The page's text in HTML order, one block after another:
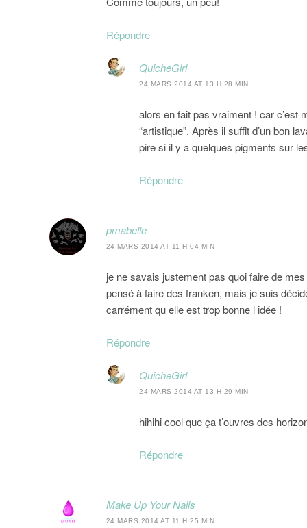
Répondre
QuicheGirl
24 MARS 2014 AT 13 H 28 MIN
alors en fait pas vraiment ! car c’est
“artistique”. Après il suffit d’un bon
pire si il y a quelques pigments sur
Répondre
pmabelle
24 MARS 2014 AT 11 H 04 MIN
je ne savais justement pas quoi faire de
pensé à faire des franken, mais je suis
carrément qu elle est trop bonne l idée !
Répondre
QuicheGirl
24 MARS 2014 AT 13 H 29 MIN
hihihi cool que ça t’ouvres des
Répondre
Make Up Your Nails
24 MARS 2014 AT 11 H 25 MIN